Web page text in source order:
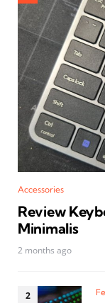
Accessories
Review
Minimalis
2 months ago